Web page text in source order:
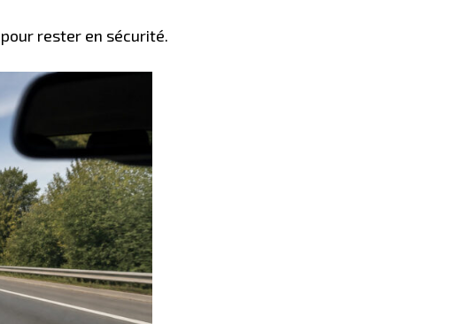
pour rester en sécurité.